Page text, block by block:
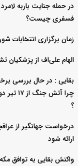
در حمله جنایت باربه
فسفری چیست؟
زمان برگزاری
الهام علی‌اف از پزشکیان
بقایی : در حال بررسی
چرا
؟
درخواست جهانگیر از
ارائه شود
واکنش بقایی به توافق